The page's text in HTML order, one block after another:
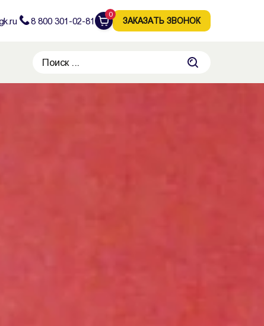
8 800 301-02-81
0
ЗАКАЗАТЬ ЗВОНОК